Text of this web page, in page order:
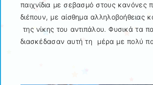
παιχνίδια με σεβασμό στους κανόνες
διέπουν, με αίσθημα αλληλοβοήθειας
της νίκης του αντιπάλου. Φυσικά τα
διασκέδασαν αυτή τη μέρα με πολύ